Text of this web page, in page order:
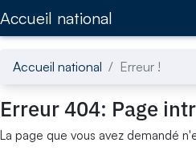
Accueil national
Accueil national Erreur !
Erreur 404: Page
La page que vous avez demandé